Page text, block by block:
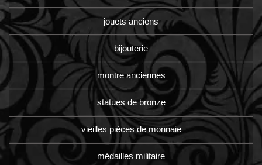
jouets anciens
bijouterie
montre anciennes
statues de bronze
vieilles pièces de monnaie
médailles militaire